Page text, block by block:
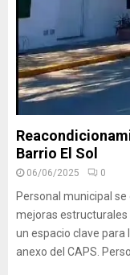
Barrio El Sol
06/06/2025 0
Personal municipal
mejoras estructurales
un espacio clave para
anexo del CAPS.